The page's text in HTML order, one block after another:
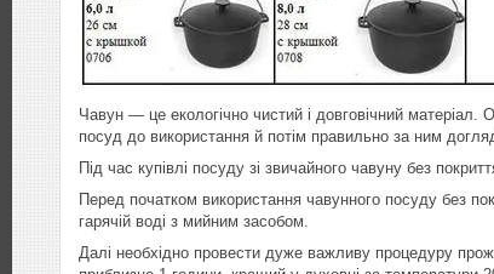
Чавун — це екологічно чистий і довговічний
посуд до використання й потім правильно за ним
Під час купівлі посуду зі звичайного чавуну без
Перед початком використання чавунного посуду без
гарячій воді з мийним засобом.
Далі необхідно провести дуже важливу процедуру